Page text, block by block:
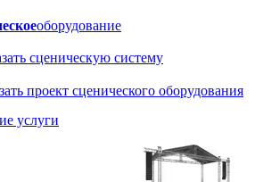
оборудование
сценическую систему
проект сценического оборудования
услуги